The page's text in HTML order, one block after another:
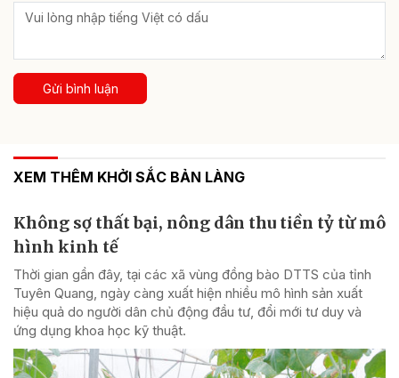
Gửi bình luận
XEM THÊM KHỞI SẮC BẢN LÀNG
Không sợ thất bại, nông dân thu tiền tỷ từ mô
hình kinh tế
Thời gian gần đây, tại các xã vùng đồng bào DTTS của tỉnh
Tuyên Quang, ngày càng xuất hiện nhiều mô hình sản xuất
hiệu quả do người dân chủ động đầu tư, đổi mới tư duy và
ứng dụng khoa học kỹ thuật.